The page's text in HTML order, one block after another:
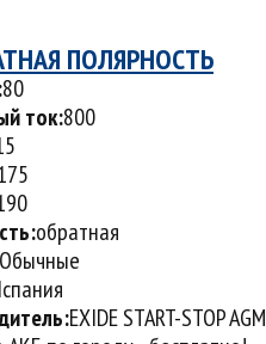
ПОЛЯРНОСТЬ
80
ток:800
обратная
Обычные
EXIDE START-STOP AGM